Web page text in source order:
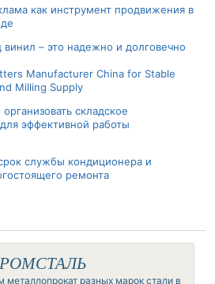
как инструмент продвижения в
винил – это надежно и долговечно
Manufacturer China for Stable
Milling Supply
складское
эффективной работы
службы кондиционера и
ремонта
металлопрокат разных марок стали в